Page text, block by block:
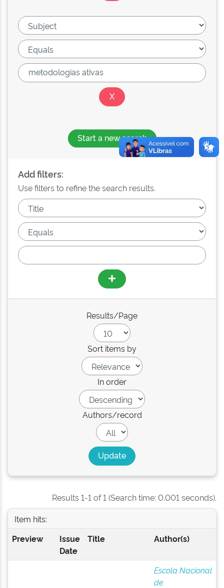
Start a new search
Add filters:
Use filters to refine the search results.
Results/Page
Sort items by
In order
Authors/record
Results 1-1 of 1 (Search time: 0.001 seconds).
Item hits:
Preview
Issue
Date
Title Author(s)
Escola Nacional
de